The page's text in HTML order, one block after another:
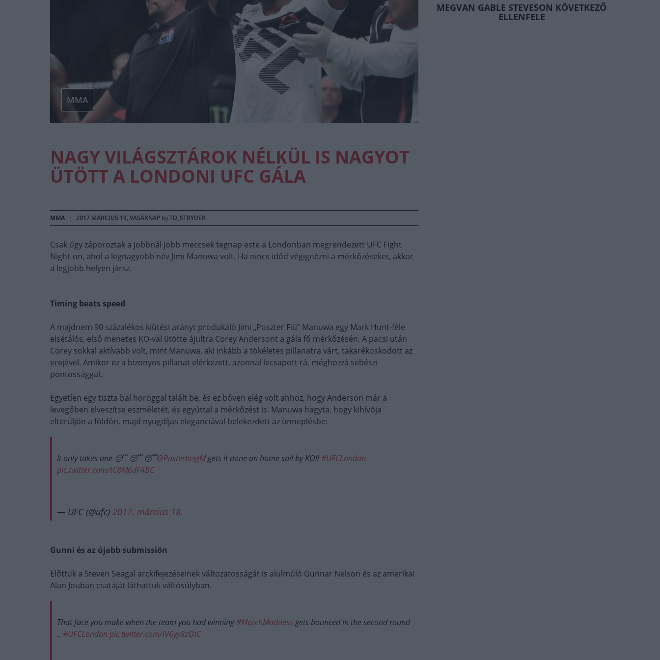
MMA
NAGY VILÁGSZTÁROK NÉLKÜL IS NAGYOT
ÜTÖTT A LONDONI UFC GÁLA
MMA · 2017 MÁRCIUS 19, VASÁRNAP byTD_STRYDER
Csak úgy záporoztak a jobbnál jobb meccsek tegnap este a Londonban megrendezett UFC Fight
Night-on, ahol a legnagyobb név Jimi Manuwa volt. Ha nincs időd végignézni a mérkőzéseket, akkor
a legjobb helyen jársz.
Timing beats speed
A majdnem 90 százalékos kiütési arányt produkáló Jimi „Poszter Fiú” Manuwa egy Mark Hunt-féle
elsétálós, első menetes KO-val ütötte ájultra Corey Andersont a gála fő mérkőzésén. A pacsi után
Corey sokkal aktívabb volt, mint Manuwa, aki inkább a tökéletes pillanatra várt, takarékoskodott az
erejével. Amikor ez a bizonyos pillanat elérkezett, azonnal lecsapott rá, méghozzá sebészi
pontossággal.
Egyetlen egy tiszta bal horoggal talált be, és ez bőven elég volt ahhoz, hogy Anderson már a
levegőben elveszítse eszméletét, és egyúttal a mérkőzést is. Manuwa hagyta, hogy kihívója
elterüljön a földön, majd nyugdíjas eleganciával belekezdett az ünneplésbe:
It only takes one 😴 😴 😴@PosterboyJM gets it done on home soil by KO!!#UFCLondon
pic.twitter.com/tC8M6dF4BC
— UFC (@ufc) 2017. március 18.
Gunni és az újabb submissiön
Előttük a Steven Seagal arckifejezéseinek változatosságát is alulmúló Gunnar Nelson és az amerikai
Alan Jouban csatáját láthattuk váltósúlyban.
That face you make when the team you had winning#MarchMadness gets bounced in the second round
.. #UFCLondon pic.twitter.com/iV6yy8zQtC
MEGVAN GABLE STEVESON KÖVETKEZŐ
ELLENFELE